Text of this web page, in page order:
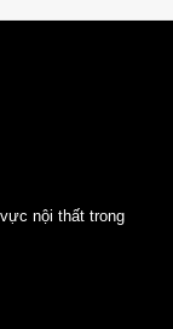
nội thất trong